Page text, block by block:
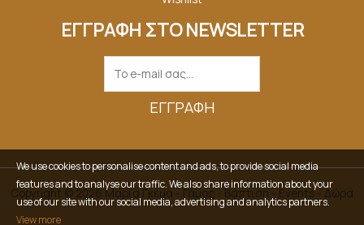
ΕΓΓΡΑΦΗ ΣΤΟ NEWSLETTER
ΕΓΓΡΑΦΉ
Copyright © 2026 Μαρία Γκέμα - Γάμος - Βάπτιση - Events - Δώρα
We use cookies to personalise content and ads, to provide social media
features and to analyse our traffic. We also share information about your
use of our site with our social media, advertising and analytics partners.
View more